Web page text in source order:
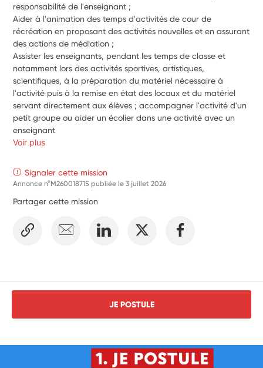
responsabilité de l'enseignant ;
Aider à l'animation des temps d'activités de cour de
récréation en proposant des activités nouvelles et en assurant
des actions de médiation ;
Assister les enseignants, pendant les temps de classe et
notamment lors des activités sportives, artistiques,
scientifiques, à la préparation du matériel nécessaire à
l'activité puis à la remise en état des locaux et du matériel
servant directement aux élèves ; accompagner l'activité d'un
petit groupe ou aider un écolier dans une activité avec un
enseignant
Voir plus
Signaler cette mission
Annonce n°M260018715 publiée le3 juillet 2026
Partager cette mission
JE POSTULE